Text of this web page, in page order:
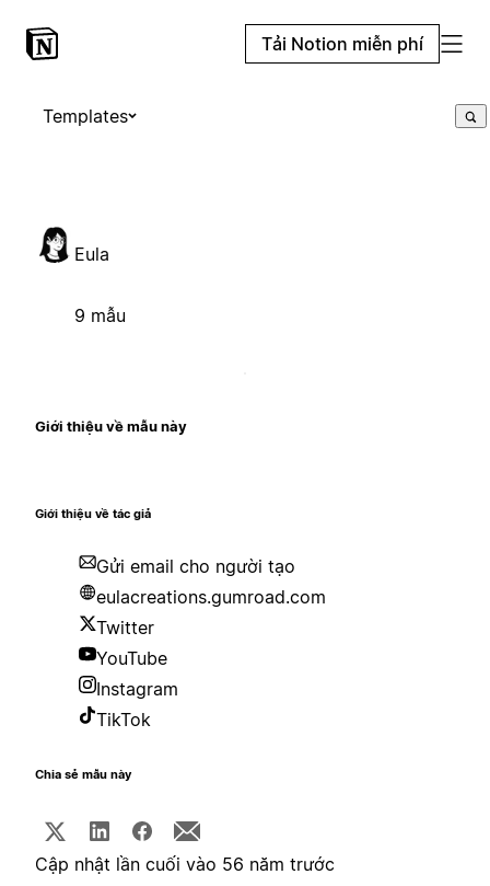
Tải Notion miễn phí
Templates
Eula
9 mẫu
Giới thiệu về mẫu này
Giới thiệu về tác giả
Gửi email cho người tạo
eulacreations.gumroad.com
Twitter
YouTube
Instagram
TikTok
Chia sẻ mẫu này
Cập nhật lần cuối vào 56 năm trước